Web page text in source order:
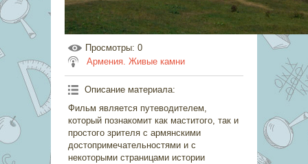
Просмотры: 0
Армения. Живые камни
Описание материала:
Фильм является путеводителем,
который познакомит как маститого, так и
простого зрителя с армянскими
достопримечательностями и с
некоторыми страницами истории